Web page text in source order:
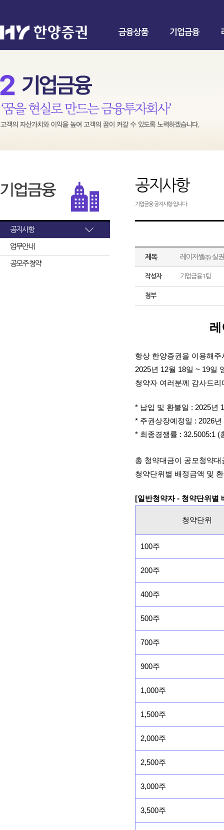
금융상품 기업금융
공지사항
업무안내
공모주 청약
공지사항
기업금융 공지사항 입니다.
제목 레이저쎌㈜ 실
작성자 기업금융1팀
첨부
항상 한양증권을 이용해
2025년 12월 18일 ~ 19일
청약자 여러분께 감사드
* 납입 및 환불일 : 2025년
* 주권상장예정일 : 2026
* 최종경쟁률 : 32.5005:1 (
총 청약대금이 공모청약
청약단위별 배정금액 및
[일반청약자 - 청약단위별
청약단위
100주
200주
400주
500주
700주
900주
1,000주
1,500주
2,000주
2,500주
3,000주
3,500주